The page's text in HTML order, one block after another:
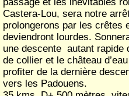
Castera-Lou, sera notre
prolongerons par les crêtes
deviendront lourdes.
une descente autant rapide
de collier et le château
profiter de la dernière
vers les Padouens.